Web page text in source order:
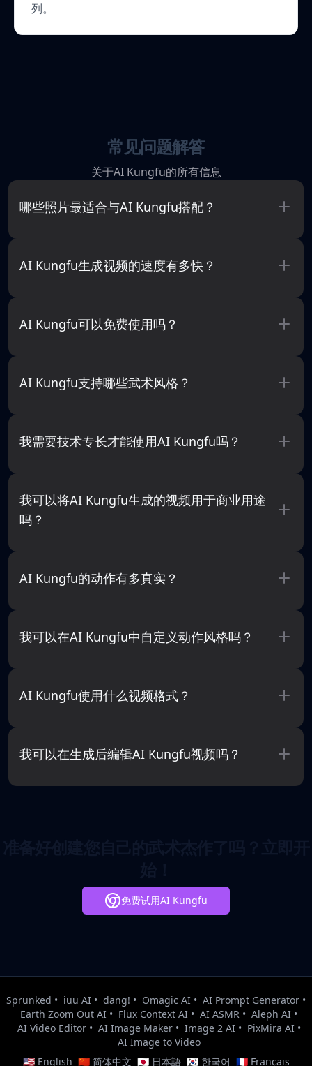
列。
常见问题解答
关于AI Kungfu的所有信息
哪些照片最适合与AI Kungfu搭配？
AI Kungfu生成视频的速度有多快？
AI Kungfu可以免费使用吗？
AI Kungfu支持哪些武术风格？
我需要技术专长才能使用AI Kungfu吗？
我可以将AI Kungfu生成的视频用于商业用途
吗？
AI Kungfu的动作有多真实？
我可以在AI Kungfu中自定义动作风格吗？
AI Kungfu使用什么视频格式？
我可以在生成后编辑AI Kungfu视频吗？
免费试用AI Kungfu
Sprunked • iuu AI • dang! • Omagic AI • AI Prompt Generator •
Earth Zoom Out AI • Flux Context AI • AI ASMR • Aleph AI •
AI Video Editor• AI Image Maker• Image 2 AI • PixMira AI •
AI Image to Video
🇺🇸 English 🇨🇳 简体中文 🇯🇵 日本語 🇰🇷 한국어 🇫🇷 Français